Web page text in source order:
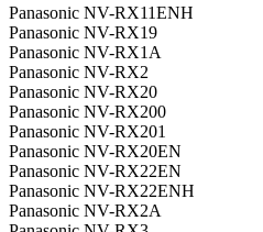
Panasonic NV-RX11ENH
Panasonic NV-RX19
Panasonic NV-RX1A
Panasonic NV-RX2
Panasonic NV-RX20
Panasonic NV-RX200
Panasonic NV-RX201
Panasonic NV-RX20EN
Panasonic NV-RX22EN
Panasonic NV-RX22ENH
Panasonic NV-RX2A